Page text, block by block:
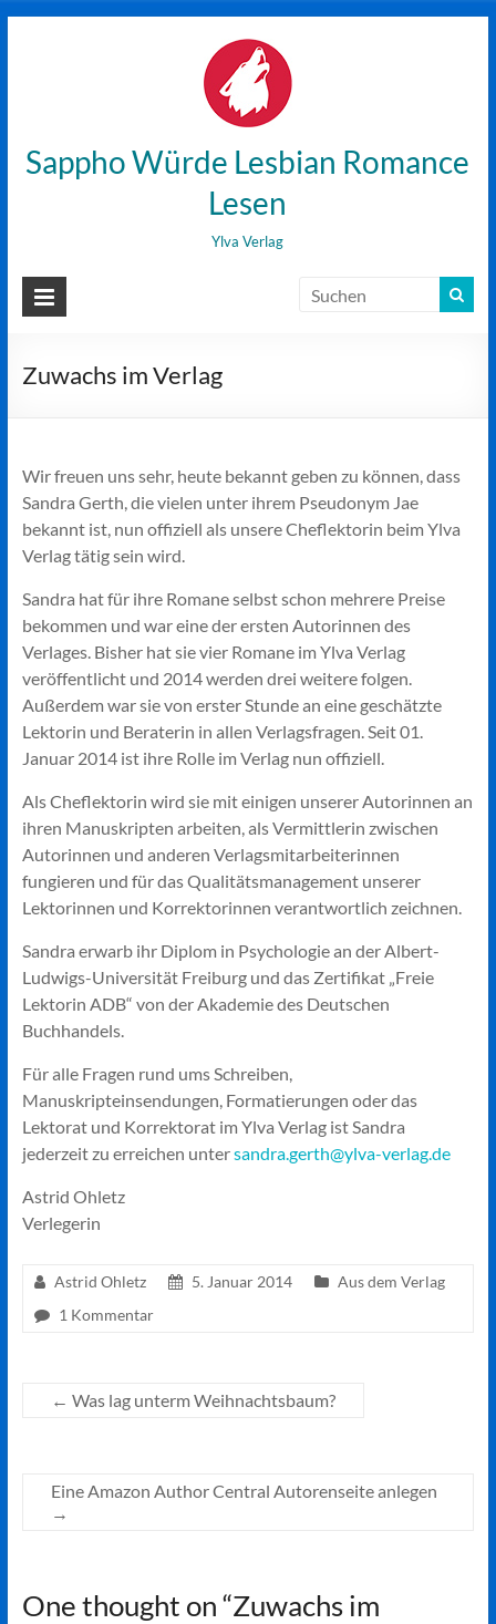
Sappho Würde Lesbian Romance
Lesen
Ylva Verlag
Zuwachs im Verlag
Wir freuen uns sehr, heute bekannt geben zu können, dass
Sandra Gerth, die vielen unter ihrem Pseudonym Jae
bekannt ist, nun offiziell als unsere Cheflektorin beim Ylva
Verlag tätig sein wird.
Sandra hat für ihre Romane selbst schon mehrere Preise
bekommen und war eine der ersten Autorinnen des
Verlages. Bisher hat sie vier Romane im Ylva Verlag
veröffentlicht und 2014 werden drei weitere folgen.
Außerdem war sie von erster Stunde an eine geschätzte
Lektorin und Beraterin in allen Verlagsfragen. Seit 01.
Januar 2014 ist ihre Rolle im Verlag nun offiziell.
Als Cheflektorin wird sie mit einigen unserer Autorinnen an
ihren Manuskripten arbeiten, als Vermittlerin zwischen
Autorinnen und anderen Verlagsmitarbeiterinnen
fungieren und für das Qualitätsmanagement unserer
Lektorinnen und Korrektorinnen verantwortlich zeichnen.
Sandra erwarb ihr Diplom in Psychologie an der Albert-
Ludwigs-Universität Freiburg und das Zertifikat „Freie
Lektorin ADB“ von der Akademie des Deutschen
Buchhandels.
Für alle Fragen rund ums Schreiben,
Manuskripteinsendungen, Formatierungen oder das
Lektorat und Korrektorat im Ylva Verlag ist Sandra
jederzeit zu erreichen untersandra.gerth@ylva-verlag.de
Astrid Ohletz
Verlegerin
Astrid Ohletz 5. Januar 2014
Aus dem Verlag
1 Kommentar
← Was lag unterm Weihnachtsbaum?
Eine Amazon Author Central Autorenseite anlegen
→
One thought on “Zuwachs im